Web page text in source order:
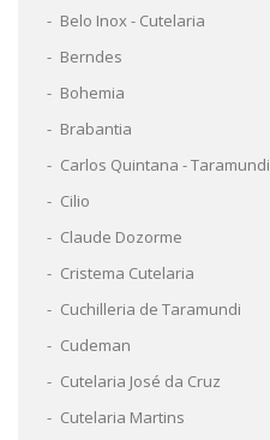
Belo Inox - Cutelaria
Berndes
Bohemia
Brabantia
Carlos Quintana - Taramundi
Cilio
Claude Dozorme
Cristema Cutelaria
Cuchilleria de Taramundi
Cudeman
Cutelaria José da Cruz
Cutelaria Martins